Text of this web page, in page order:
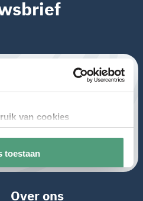
Over ons